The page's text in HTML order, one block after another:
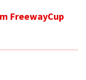
FreewayCup